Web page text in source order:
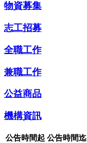
物資募集
志工招募
全職工作
兼職工作
公益商品
機構資訊
公告時間起 公告時間迄